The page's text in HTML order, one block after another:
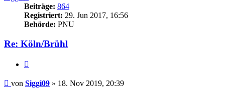
Beiträge: 864
Registriert: 29. Jun 2017, 16:56
Behörde: PNU
Re: Köln/Brühl
Beitrag
von Siggi09 » 18. Nov 2019, 20:39